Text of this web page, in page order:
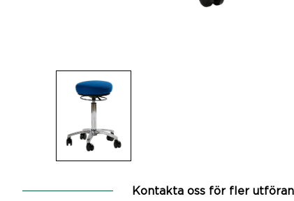
Kontakta oss för fler